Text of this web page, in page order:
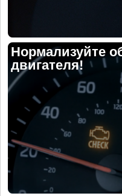
Нормализуйте
двигателя!